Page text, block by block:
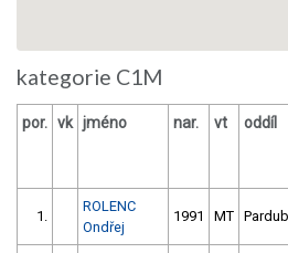
kategorie C1M
por. vk jméno nar. vt oddíl
1.
ROLENC
Ondřej
1991 MT